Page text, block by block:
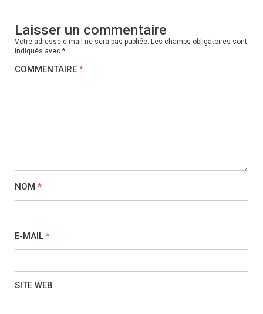
Laisser un commentaire
Votre adresse e-mail ne sera pas publiée. Les champs obligatoires sont
indiqués avec *
COMMENTAIRE *
NOM *
E-MAIL *
SITE WEB